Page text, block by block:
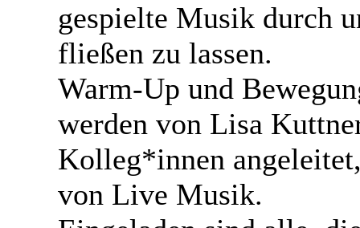
gespielte Musik durch
fließen zu lassen.
Warm-Up und
werden von Lisa
Kolleg*innen
von Live Musik.